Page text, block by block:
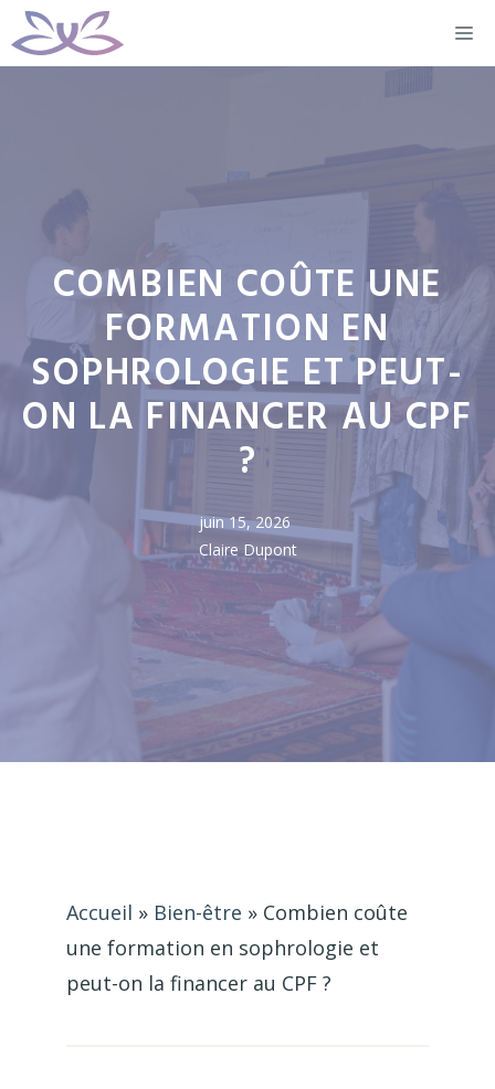
Aller
au
COMBIEN COÛTE UNE
FORMATION EN
SOPHROLOGIE ET PEUT-
ON LA FINANCER AU CPF
?
juin 15, 2026
Claire Dupont
Accueil » Bien-être » Combien coûte
une formation en sophrologie et
peut-on la financer au CPF ?